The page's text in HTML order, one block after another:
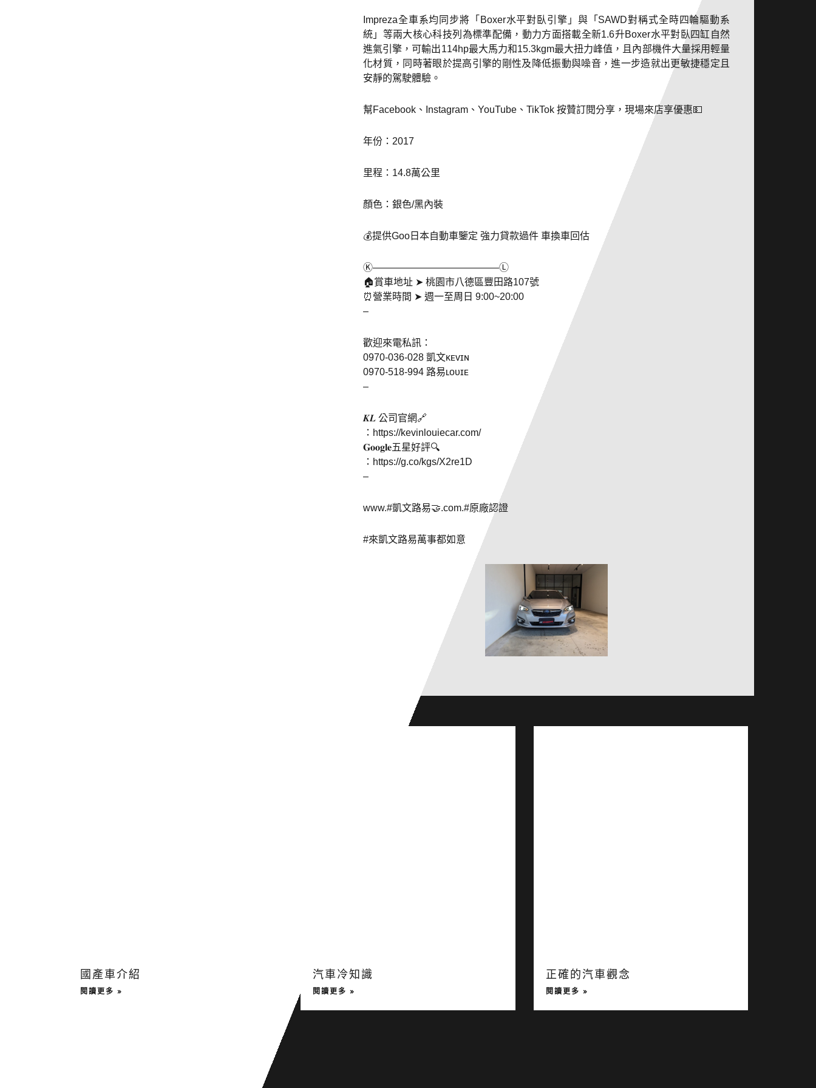
Impreza全車系均同步將「Boxer水平對臥引擎」與「SAWD對稱式全時四輪驅動系
統」等兩大核心科技列為標準配備，動力方面搭載全新1.6升Boxer水平對臥四缸自然
進氣引擎，可輸出114hp最大馬力和15.3kgm最大扭力峰值，且內部機件大量採用輕量
化材質，同時著眼於提高引擎的剛性及降低振動與噪音，進一步造就出更敏捷穩定且
安靜的駕駛體驗。
幫Facebook、Instagram、YouTube、TikTok 按贊訂閱分享，現場來店享優惠💵
年份：2017
里程：14.8萬公里
顏色：銀色/黑內裝
💰提供Goo日本自動車鑒定 強力貸款過件 車換車回估
Ⓚ—————————————Ⓛ
🏠賞車地址 ➤ 桃園市八德區豐田路107號
⏰營業時間 ➤ 週一至周日 9:00~20:00
–
歡迎來電私訊：
0970-036-028 凱文ᴋᴇᴠɪɴ
0970-518-994 路易ʟᴏᴜɪᴇ
–
𝑲𝑳 公司官網🔗
：https://kevinlouiecar.com/
𝐆𝐨𝐨𝐠𝐥𝐞五星好評🔍
：https://g.co/kgs/X2re1D
–
www.#凱文路易🤝.com.#原廠認證
#來凱文路易萬事都如意
國產車介紹
閱讀更多 »
汽車冷知識
閱讀更多 »
正確的汽車觀念
閱讀更多 »